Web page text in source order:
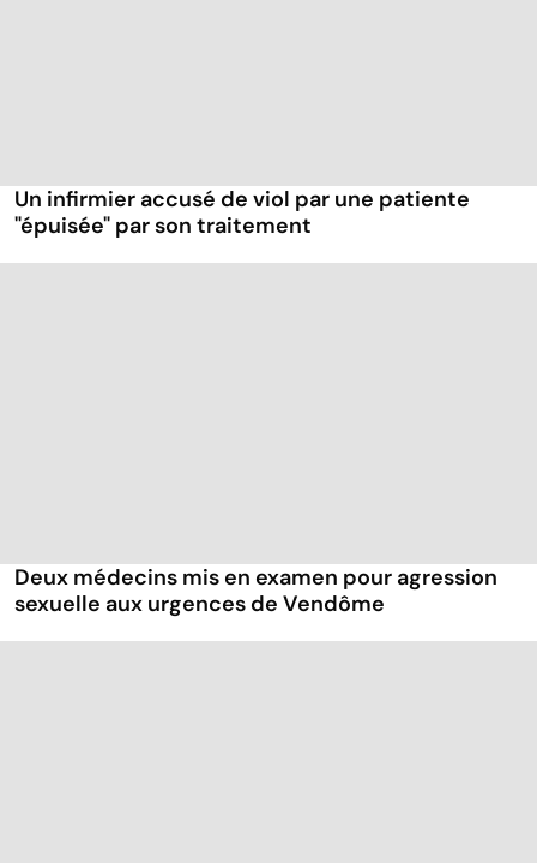
Un infirmier accusé de viol par une patiente
"épuisée" par son traitement
Deux médecins mis en examen pour agression
sexuelle aux urgences de Vendôme